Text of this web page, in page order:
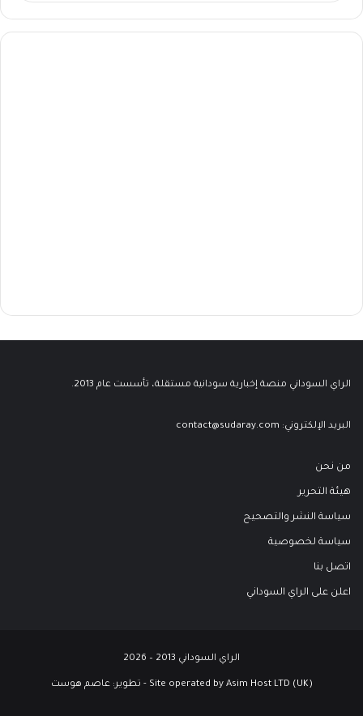
الراي السوداني منصة إخبارية سودانية مستقلة، تأسست عام 2013.
البريد الإلكتروني: contact@sudaray.com
من نحن
هيئة التحرير
سياسة النشر والتصحيح
سياسة لخصوصية
اتصل بنا
اعلن على الراي السوداني
الراي السوداني 2013 – 2026
Site operated by Asim Host LTD (UK) - تطوير: عاصم هوست